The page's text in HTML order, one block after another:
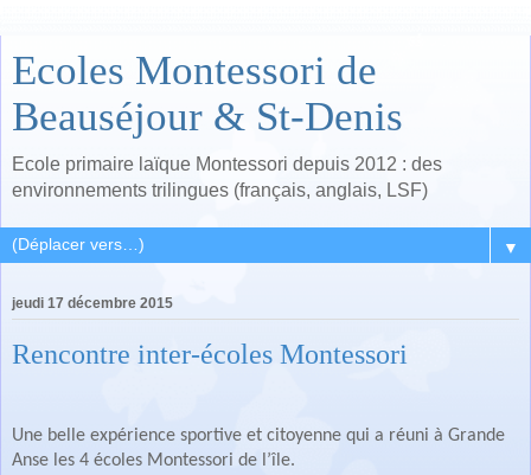
Ecoles Montessori de
Beauséjour & St-Denis
Ecole primaire laïque Montessori depuis 2012 : des
environnements trilingues (français, anglais, LSF)
▼
jeudi 17 décembre 2015
Rencontre inter-écoles Montessori
Une belle expérience sportive et citoyenne qui a réuni à Grande
Anse les 4 écoles Montessori de l’île.